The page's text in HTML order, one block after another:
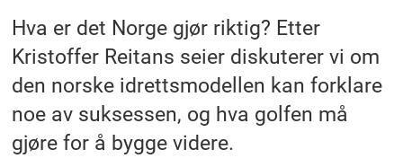
Hva er det Norge gjør riktig? Etter
Kristoffer Reitans seier diskuterer vi om
den norske idrettsmodellen kan forklare
noe av suksessen, og hva golfen må
gjøre for å bygge videre.